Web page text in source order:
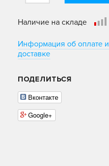
Наличие на складе
Информация об оплате и
доставке
ПОДЕЛИТЬСЯ
Вконтакте
Google+